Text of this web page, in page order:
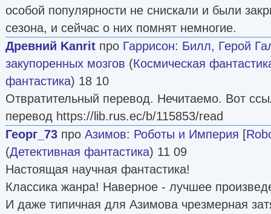
особой популярности не снискали и были
сезона, и сейчас о них помнят немногие.
Древний Kanrit про Гаррисон: Билл, Герой
закупоренных мозгов (Космическая
фантастика) 18 10
Отвратительный перевод. Нечитаемо. Вот
перевод https://lib.rus.ec/b/115853/read
Георг_73 про Азимов: Роботы и Империя [
(Детективная фантастика) 11 09
Настоящая научная фантастика!
Классика жанра! Наверное - лучшее
И даже типичная для Азимова чрезмерная